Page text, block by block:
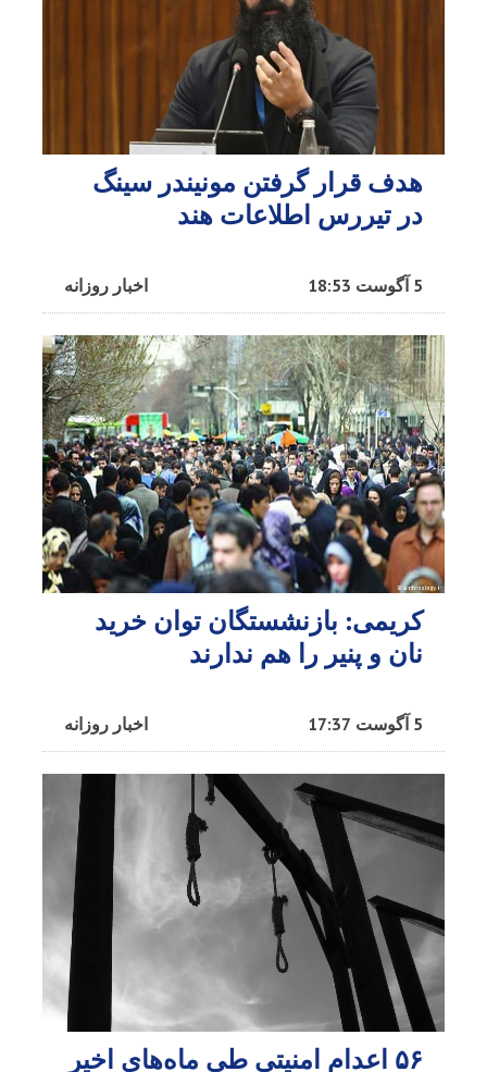
هدف قرار گرفتن مونیندر سینگ
در تیررس اطلاعات هند
اخبار روزانه 5 آگوست 18:53
کریمی: بازنشستگان توان خرید
نان و پنیر را هم ندارند
اخبار روزانه 5 آگوست 17:37
۵۶ اعدام امنیتی طی ماه‌های اخیر